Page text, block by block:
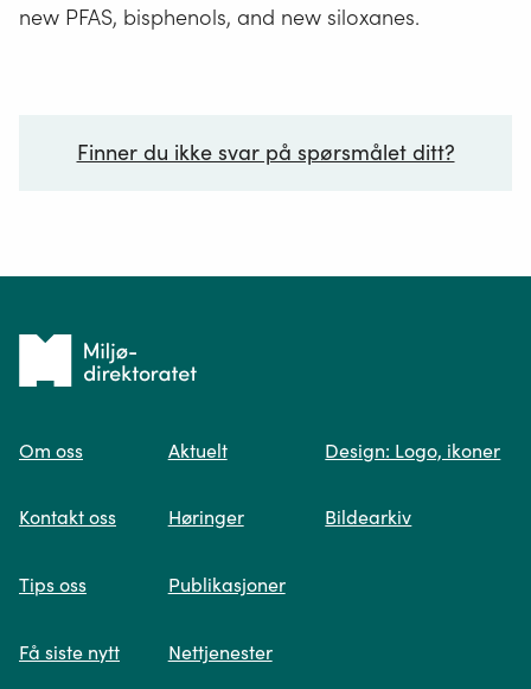
new PFAS, bisphenols, and new siloxanes.
Finner du ikke svar på spørsmålet ditt?
Spør oss
søk og viser deg vår mest relevante
Tilbake
forsiden
Om oss
Kontakt oss
Tips oss
Få siste nytt
Aktuelt
Høringer
Publikasjoner
Nettjenester
Design: Logo, ikoner
Bildearkiv